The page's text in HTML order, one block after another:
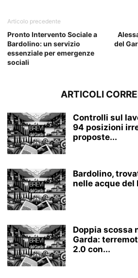
Articolo precedente
Pronto Intervento Sociale a
Bardolino: un servizio
essenziale per emergenze
sociali
del
ARTICOLI
Controlli sul
94 posizioni
proposte...
Bardolino,
nelle acque del
Doppia scossa
Garda:
2.0 con...